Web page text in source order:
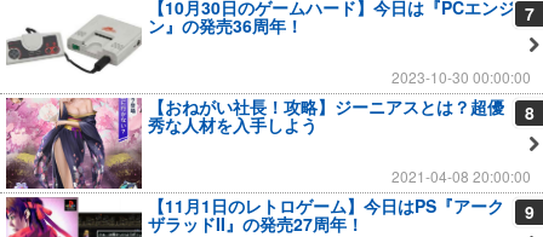
7
【10月30日のゲームハード】今日は『PCエンジ
ン』の発売36周年！
2023-10-30 00:00:00
8
【おねがい社長！攻略】ジーニアスとは？超優
秀な人材を入手しよう
2021-04-08 20:00:00
9
【11月1日のレトロゲーム】今日はPS『アーク
ザラッドII』の発売27周年！